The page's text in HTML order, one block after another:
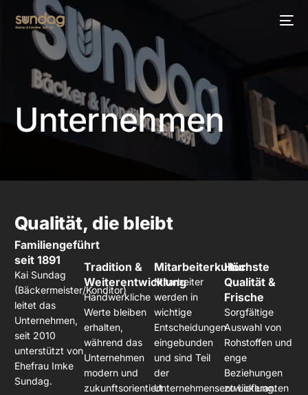
Unternehmen
Qualität, die bleibt
Familiengeführt
seit 1891
Kai Sundag
(Bäckermeister/Konditor)
leitet das
Unternehmen,
seit 2010
unterstützt von
Ehefrau Imke
Sundag.
Tradition &
Weiterentwicklung
Handwerkliche
Werte bleiben
erhalten,
während das
Unternehmen
modern und
zukunftsorientiert
Mitarbeiterkultur
Mitarbeiter
werden in
wichtige
Entscheidungen
eingebunden
und sind Teil
der
Unternehmensentwicklung.
Höchste
Qualität &
Frische
Sorgfältige
Auswahl von
Rohstoffen und
enge
Beziehungen
zu Lieferanten